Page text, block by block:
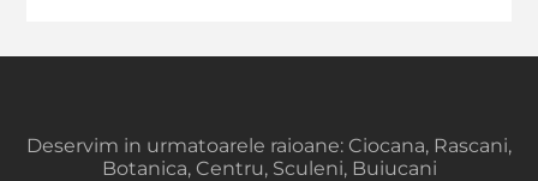
Deservim in urmatoarele raioane: Ciocana, Rascani,
Botanica, Centru, Sculeni, Buiucani